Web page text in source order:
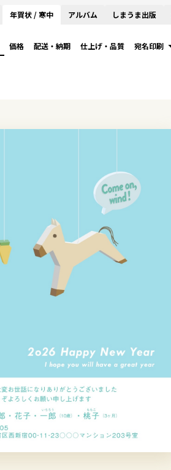
年賀状 / 寒中 アルバム しまうま出版
価格 配送・納期 仕上げ・品質 宛名印刷